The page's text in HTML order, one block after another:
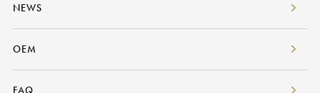
NEWS
OEM
FAQ